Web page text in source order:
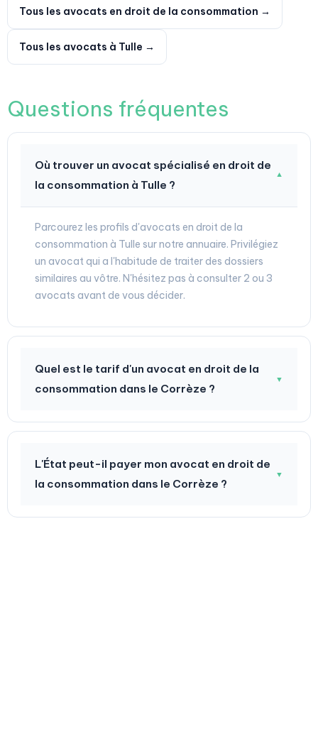
Tous les avocats en droit de la consommation →
Tous les avocats à Tulle →
Questions fréquentes
Où trouver un avocat spécialisé en droit de
la consommation à Tulle ?
▼
Parcourez les profils d'avocats en droit de la
consommation à Tulle sur notre annuaire. Privilégiez
un avocat qui a l'habitude de traiter des dossiers
similaires au vôtre. N'hésitez pas à consulter 2 ou 3
avocats avant de vous décider.
Quel est le tarif d'un avocat en droit de la
consommation dans le Corrèze ?
▼
L'État peut-il payer mon avocat en droit de
la consommation dans le Corrèze ?
▼